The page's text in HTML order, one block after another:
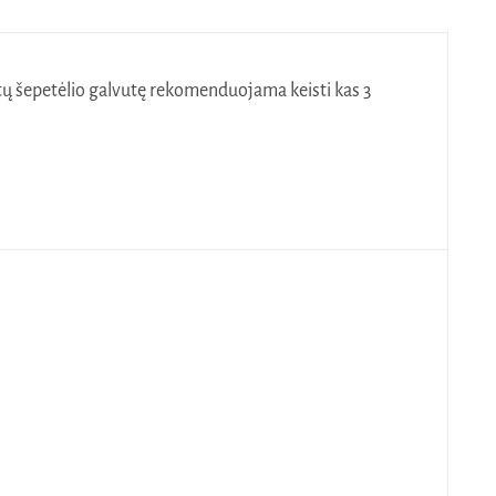
galvutę rekomenduojama keisti kas 3